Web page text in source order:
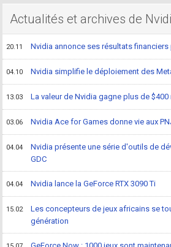
Actualités et archives de
20.11 Nvidia annonce ses résultats
04.10 Nvidia simplifie le déploiement des
13.03 La valeur de Nvidia gagne plus de
03.06 Nvidia Ace for Games donne vie aux
04.04
Nvidia présente une série d'outils de
GDC
04.04 Nvidia lance la GeForce RTX 3090 Ti
15.02
Les concepteurs de jeux africains se
génération